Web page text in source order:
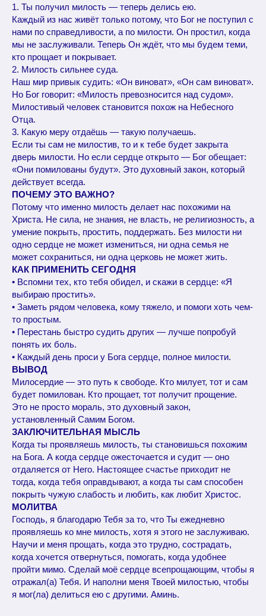
1. Ты получил милость — теперь делись ею.
Каждый из нас живёт только потому, что Бог не поступил с
нами по справедливости, а по милости. Он простил, когда
мы не заслуживали. Теперь Он ждёт, что мы будем теми,
кто прощает и покрывает.
2. Милость сильнее суда.
Наш мир привык судить: «Он виноват», «Он сам виноват».
Но Бог говорит: «Милость превозносится над судом».
Милостивый человек становится похож на Небесного
Отца.
3. Какую меру отдаёшь — такую получаешь.
Если ты сам не милостив, то и к тебе будет закрыта
дверь милости. Но если сердце открыто — Бог обещает:
«Они помилованы будут». Это духовный закон, который
действует всегда.
ПОЧЕМУ ЭТО ВАЖНО?
Потому что именно милость делает нас похожими на
Христа. Не сила, не знания, не власть, не религиозность, а
умение покрыть, простить, поддержать. Без милости ни
одно сердце не может измениться, ни одна семья не
может сохраниться, ни одна церковь не может жить.
КАК ПРИМЕНИТЬ СЕГОДНЯ
• Вспомни тех, кто тебя обидел, и скажи в сердце: «Я
выбираю простить».
• Заметь рядом человека, кому тяжело, и помоги хоть чем-
то простым.
• Перестань быстро судить других — лучше попробуй
понять их боль.
• Каждый день проси у Бога сердце, полное милости.
ВЫВОД
Милосердие — это путь к свободе. Кто милует, тот и сам
будет помилован. Кто прощает, тот получит прощение.
Это не просто мораль, это духовный закон,
установленный Самим Богом.
ЗАКЛЮЧИТЕЛЬНАЯ МЫСЛЬ
Когда ты проявляешь милость, ты становишься похожим
на Бога. А когда сердце ожесточается и судит — оно
отдаляется от Него. Настоящее счастье приходит не
тогда, когда тебя оправдывают, а когда ты сам способен
покрыть чужую слабость и любить, как любит Христос.
МОЛИТВА
Господь, я благодарю Тебя за то, что Ты ежедневно
проявляешь ко мне милость, хотя я этого не заслуживаю.
Научи и меня прощать, когда это трудно, сострадать,
когда хочется отвернуться, помогать, когда удобнее
пройти мимо. Сделай моё сердце всепрощающим, чтобы я
отражал(а) Тебя. И наполни меня Твоей милостью, чтобы
я мог(ла) делиться ею с другими. Аминь.